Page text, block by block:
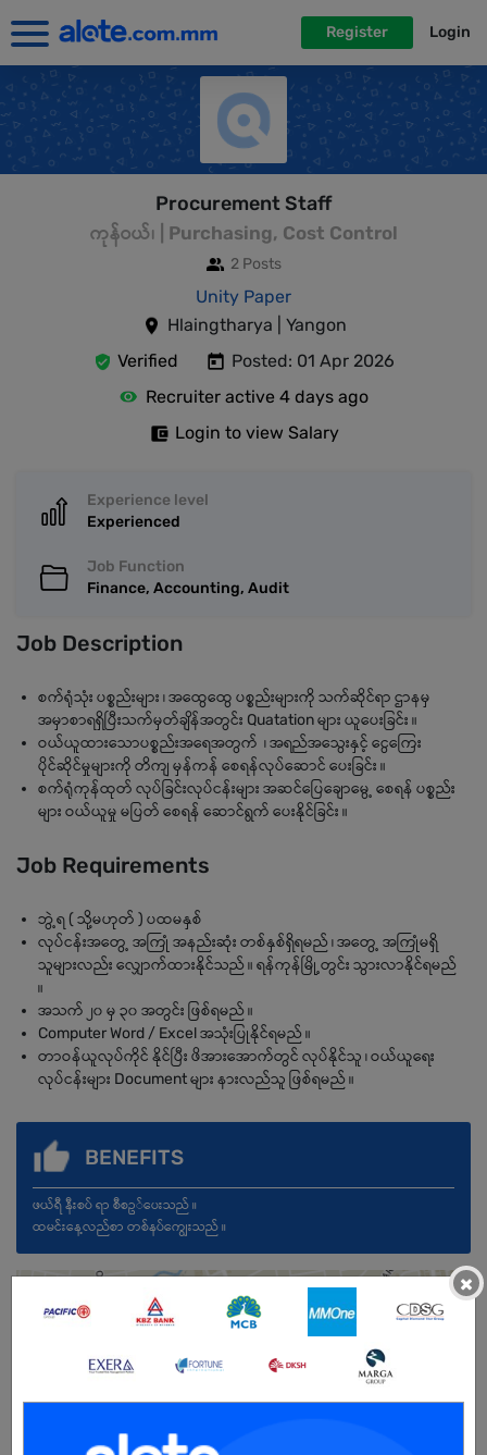
Register Login
Procurement Staff
ကုန်ဝယ်၊ | Purchasing, Cost Control
2 Posts
Unity Paper
Hlaingtharya | Yangon
Verified
Posted: 01 Apr 2026
Recruiter active 4 days ago
Login to view Salary
Experience level
Experienced
Job Function
Finance, Accounting, Audit
Job Description
စက်ရုံသုံး ပစ္စည်းများ ၊ အထွေထွေ ပစ္စည်းများကို သက်ဆိုင်ရာ ဌာနမှ
အမှာစာရရှိပြီးသက်မှတ်ချိန်အတွင်း Quatation များ ယူပေးခြင်း ။
ဝယ်ယူထားသောပစ္စည်းအရေအတွက် ၊ အရည်အသွေးနှင့် ငွေကြေး
ပိုင်ဆိုင်မှုများကို တိကျ မှန်ကန် စေရန်လုပ်ဆောင် ပေးခြင်း ။
စက်ရုံကုန်ထုတ် လုပ်ခြင်းလုပ်ငန်းများ အဆင်ပြေချောမွေ့ စေရန် ပစ္စည်း
များ ဝယ်ယူမှု မပြတ် စေရန် ဆောင်ရွက် ပေးနိုင်ခြင်း ။
Job Requirements
ဘွဲ့ရ ( သို့မဟုတ် ) ပထမနှစ်
လုပ်ငန်းအတွေ့ အကြုံ အနည်းဆုံး တစ်နှစ်ရှိရမည် ၊ အတွေ့ အကြုံမရှိ
သူများလည်း လျှောက်ထားနိုင်သည် ။ ရန်ကုန်မြို့တွင်း သွားလာနိုင်ရမည်
။
အသက် ၂၀ မှ ၃၀ အတွင်း ဖြစ်ရမည် ။
Computer Word / Excel အသုံးပြုနိုင်ရမည် ။
တာဝန်ယူလုပ်ကိုင် နိုင်ပြီး ဖိအားအောက်တွင် လုပ်နိုင်သူ ၊ ဝယ်ယူရေး
လုပ်ငန်းများ Document များ နားလည်သူ ဖြစ်ရမည် ။
BENEFITS
ဖယ်ရီ နီးစပ် ရာ စီစဥ်ပေးသည် ။
ထမင်းနေ့လည်စာ တစ်နပ်ကျွေးသည် ။
×